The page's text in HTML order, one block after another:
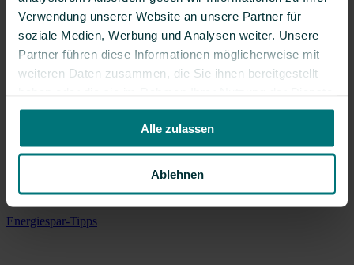
Verwendung unserer Website an unsere Partner für
soziale Medien, Werbung und Analysen weiter. Unsere
Partner führen diese Informationen möglicherweise mit
weiteren Daten zusammen, die Sie ihnen bereitgestellt
gesammelt haben.
Alle zulassen
Ablehnen
Energiespar-Tipps